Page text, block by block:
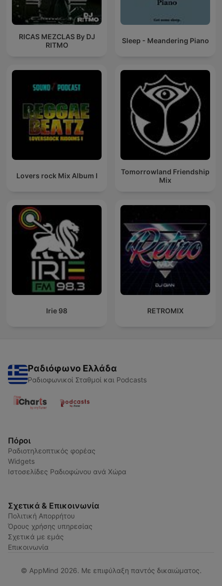
RICAS MEZCLAS By DJ
RITMO
Sleep - Meandering Piano
Lovers rock Mix Album I
Tomorrowland Friendship
Mix
Irie 98 RETROMIX
Ραδιόφωνο Ελλάδα
Ραδιοφωνικοί Σταθμοί και Podcasts
Πόροι
Ραδιοτηλεοπτικός φορέας
Widgets
Ιστοσελίδες Ραδιοφώνου ανά Χώρα
Σχετικά & Επικοινωνία
Πολιτική Απορρήτου
Όρους χρήσης υπηρεσίας
Σχετικά με εμάς
Επικοινωνία
© AppMind 2026. Με επιφύλαξη παντός δικαιώματος.